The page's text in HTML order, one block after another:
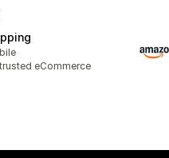
eCommerce